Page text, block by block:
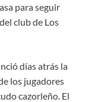
para seguir
club de Los
días atrás la
los jugadores
cazorleño. El